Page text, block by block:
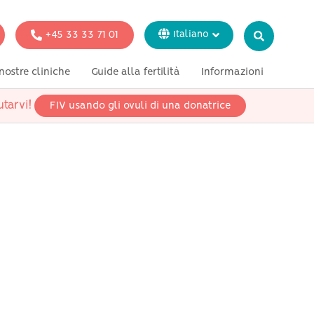
+45 33 33 71 01 Italiano
Français
Test genetici
nostre cliniche Guide alla fertilità Informazioni
Stampa
FIV usando gli ovuli di una donatrice